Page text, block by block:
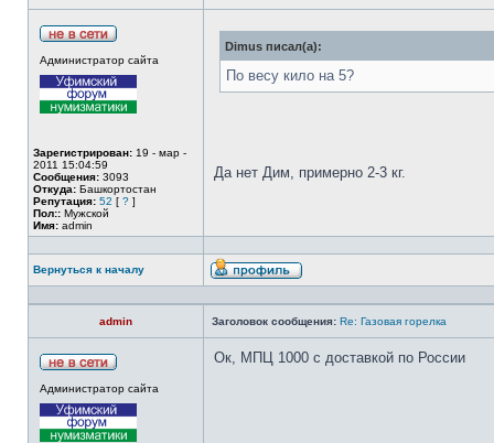
Администратор сайта
Зарегистрирован: 19 - мар -
2011 15:04:59
Сообщения: 3093
Откуда: Башкортостан
Репутация: 52 [ ? ]
Пол:: Мужской
Имя: admin
Dimus писал(а):
По весу кило на 5?
Да нет Дим, примерно 2-3 кг.
Вернуться к началу
admin Заголовок сообщения: Re: Газовая горелка
Администратор сайта
Ок, МПЦ 1000 с доставкой по России